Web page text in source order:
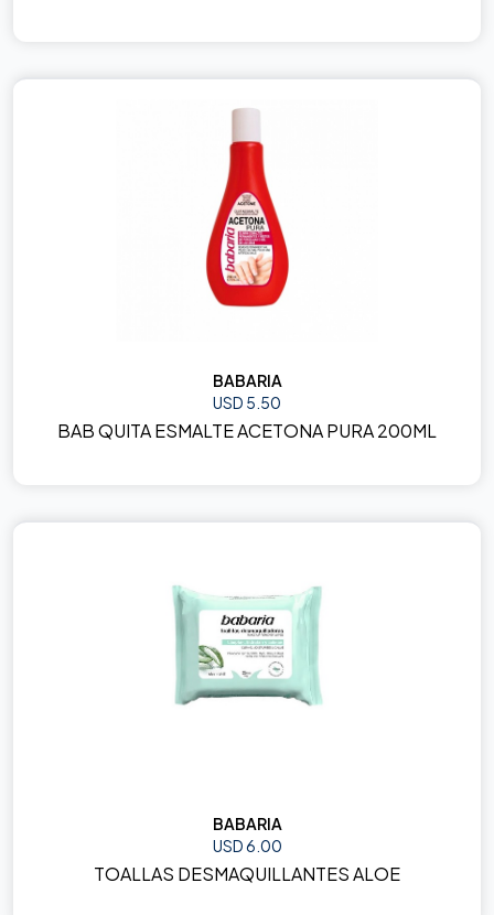
BABARIA
USD 5.50
BAB QUITA ESMALTE ACETONA PURA 200ML
BABARIA
USD 6.00
TOALLAS DESMAQUILLANTES ALOE